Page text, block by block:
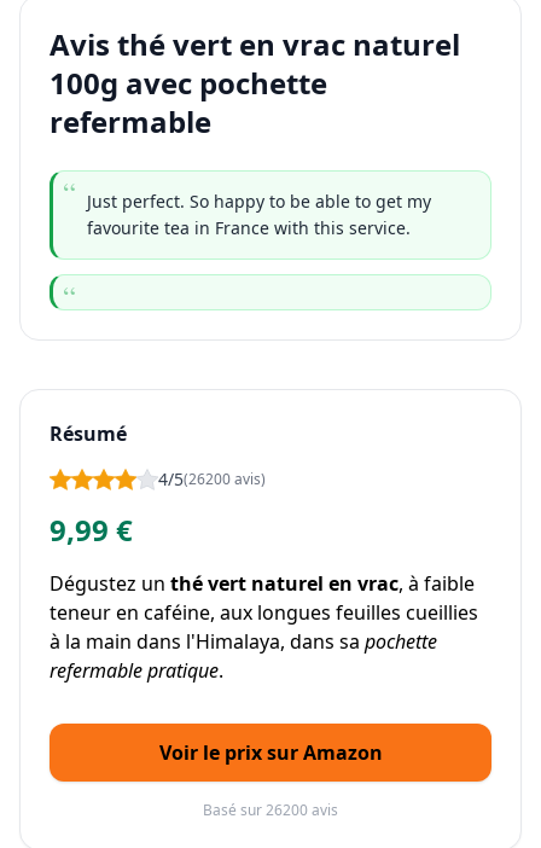
Avis thé vert en vrac naturel
100g avec pochette
refermable
Just perfect. So happy to be able to get my
favourite tea in France with this service.
Résumé
4/5(26200 avis)
9,99 €
Dégustez un thé vert naturel en vrac, à faible
teneur en caféine, aux longues feuilles cueillies
à la main dans l'Himalaya, dans sa pochette
refermable pratique.
Voir le prix sur Amazon
Basé sur 26200 avis